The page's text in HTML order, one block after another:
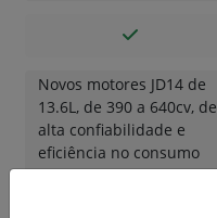
Novos motores JD14 de
13.6L, de 390 a 640cv, de
alta confiabilidade e
eficiência no consumo
de combustível;